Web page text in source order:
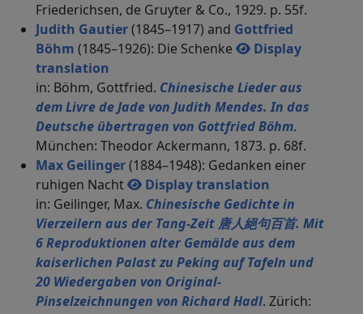
Friederichsen, de Gruyter & Co., 1929. p. 55f.
Judith Gautier(1845–1917) and Gottfried
Böhm (1845–1926): Die Schenke
Display
translation
in: Böhm, Gottfried. Chinesische Lieder aus
dem Livre de Jade von Judith Mendes. In das
Deutsche übertragen von Gottfried Böhm.
München: Theodor Ackermann, 1873. p. 68f.
Max Geilinger(1884–1948): Gedanken einer
ruhigen Nacht
Display translation
in: Geilinger, Max. Chinesische Gedichte in
Vierzeilern aus der Tang-Zeit 唐人絕句百首. Mit
6 Reproduktionen alter Gemälde aus dem
kaiserlichen Palast zu Peking auf Tafeln und
20 Wiedergaben von Original-
Pinselzeichnungen von Richard Hadl. Zürich: